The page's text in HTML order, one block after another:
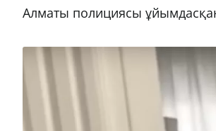
Алматы полициясы